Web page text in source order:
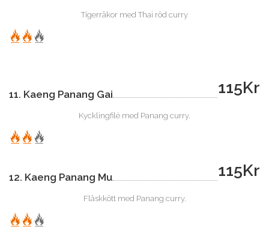
Tigerräkor med Thai röd curry
11. Kaeng Panang Gai 115Kr
Kycklingfilé med Panang curry.
12. Kaeng Panang Mu 115Kr
Fläskkött med Panang curry.